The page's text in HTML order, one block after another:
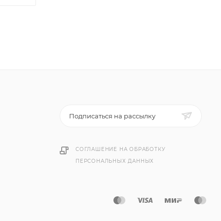
Подписаться на рассылку
СОГЛАШЕНИЕ НА ОБРАБОТКУ
ПЕРСОНАЛЬНЫХ ДАННЫХ